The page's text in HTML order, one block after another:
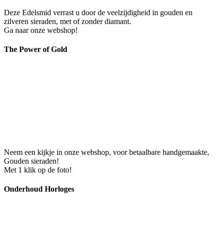
Deze Edelsmid verrast u door de veelzijdigheid in gouden en
zilveren sieraden, met of zonder diamant.
Ga naar onze webshop!
The Power of Gold
Neem een kijkje in onze webshop, voor betaalbare handgemaakte,
Gouden sieraden!
Met 1 klik op de foto!
Onderhoud Horloges